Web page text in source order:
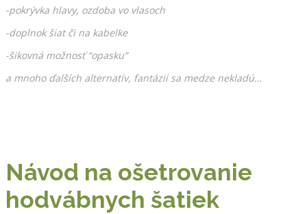
-pokrývka hlavy, ozdoba vo vlasoch
-doplnok šiat či na kabelke
-šikovná možnosť “opasku”
a mnoho ďalších alternatív, fantázii sa medze nekladú…
Návod na ošetrovanie
hodvábnych šatiek